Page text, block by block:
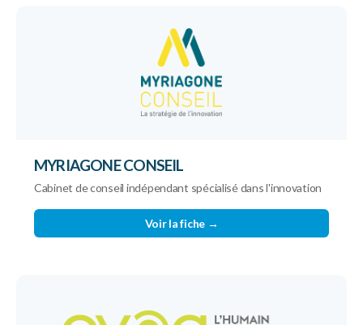
MYRIAGONE CONSEIL
Cabinet de conseil indépendant spécialisé dans l'innovation
Voir la fiche →